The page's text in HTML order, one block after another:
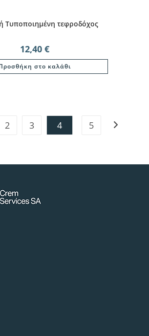
Τυποποιημένη τεφροδόχος
12,40 €
στο καλάθι
2 3 4 5